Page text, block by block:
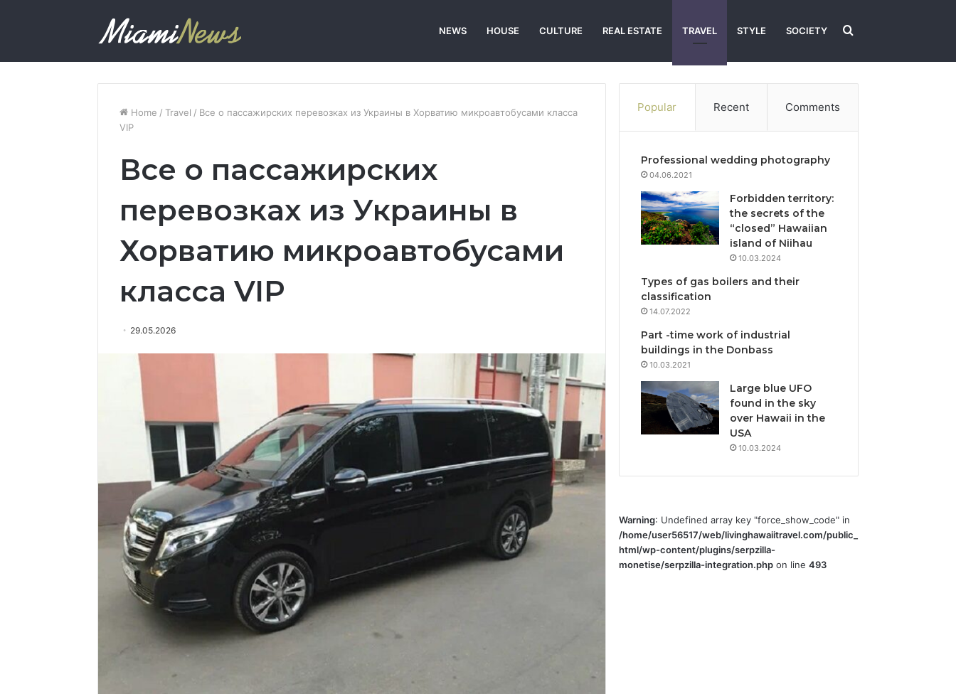
NEWS HOUSE CULTURE REAL ESTATE TRAVEL STYLE SOCIETY Search
Home / Travel / Все о пассажирских перевозках из Украины в Хорватию микроавтобусами класса
VIP
Все о пассажирских
перевозках из Украины в
Хорватию микроавтобусами
класса VIP
29.05.2026
Popular Recent Comments
Professional wedding photography
04.06.2021
Forbidden territory:
the secrets of the
“closed” Hawaiian
island of Niihau
10.03.2024
Types of gas boilers and their
classification
14.07.2022
Part -time work of industrial
buildings in the Donbass
10.03.2021
Large blue UFO
found in the sky
over Hawaii in the
USA
10.03.2024
Warning: Undefined array key "force_show_code" in
/home/user56517/web/livinghawaiitravel.com/public_
html/wp-content/plugins/serpzilla-
monetise/serpzilla-integration.php on line493